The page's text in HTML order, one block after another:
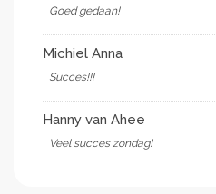
Goed gedaan!
Michiel Anna
Succes!!!
Hanny van Ahee
Veel succes zondag!